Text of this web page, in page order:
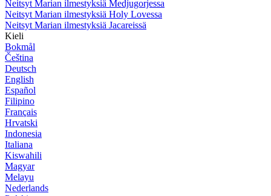
Neitsyt Marian ilmestyksiä Medjugorjessa
Neitsyt Marian ilmestyksiä Holy Lovessa
Neitsyt Marian ilmestyksiä Jacareissä
Kieli
Bokmål
Čeština
Deutsch
English
Español
Filipino
Français
Hrvatski
Indonesia
Italiana
Kiswahili
Magyar
Melayu
Nederlands